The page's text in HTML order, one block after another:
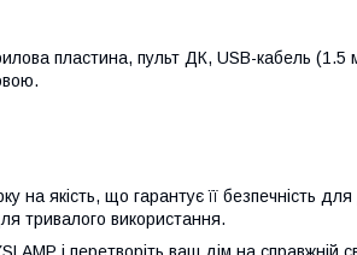
пластина, пульт ДК, USB-кабель (1.5
на якість, що гарантує її безпечність для
тривалого використання.
і перетворіть ваш дім на справжній